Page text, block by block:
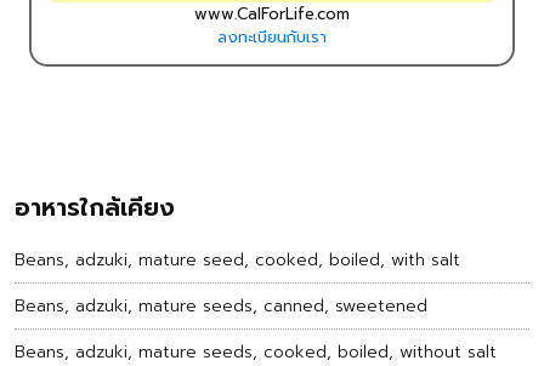
www.CalForLife.com
ลงทะเบียนกับเรา
อาหารใกล้เคียง
Beans, adzuki, mature seed, cooked, boiled, with salt
Beans, adzuki, mature seeds, canned, sweetened
Beans, adzuki, mature seeds, cooked, boiled, without salt